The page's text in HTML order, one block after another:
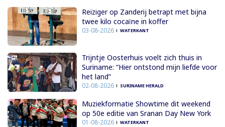
Reiziger op Zanderij betrapt met bijna
twee kilo cocaïne in koffer
03-08-2026 WATERKANT
Trijntje Oosterhuis voelt zich thuis in
Suriname: “Hier ontstond mijn liefde voor
het land”
02-08-2026 SURINAME HERALD
Muziekformatie Showtime dit weekend
op 50e editie van Sranan Day New York
01-08-2026 WATERKANT